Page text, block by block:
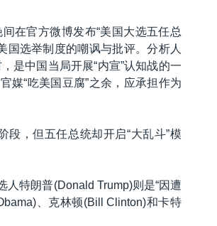
在官方微博发布“美国大选五任总
国选举制度的嘲讽与批评。分析人
是中国当局开展“内宣”认知战的一
媒“吃美国豆腐”之余，应承担作为
，但五任总统却开启“大乱斗”模
人特朗普(Donald Trump)则是“因遭
、克林顿(Bill Clinton)和卡特